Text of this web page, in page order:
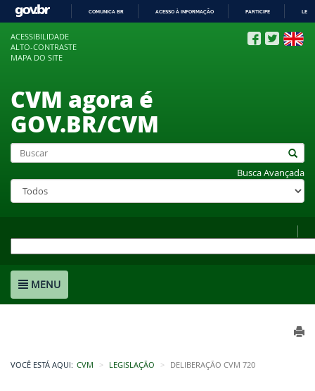
COMUNICA BR ACESSO À INFORMAÇÃO PARTICIPE
ACESSIBILIDADE
ALTO-CONTRASTE
MAPA DO SITE
CVM agora é
GOV.BR/CVM
Busca Avançada
MENU
VOCÊ ESTÁ AQUI: CVM LEGISLAÇÃO DELIBERAÇÃO CVM 720